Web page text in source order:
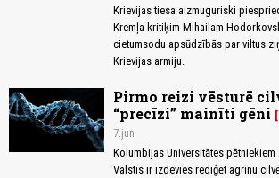
Krievijas tiesa aizmuguriski
Kremļa kritiķim Mihailam
cietumsodu apsūdzībās par viltus
Krievijas armiju.
Pirmo reizi vēsturē
“precīzi” mainīti gēni
7.jun
Kolumbijas Universitātes pētniekiem
Valstīs ir izdevies rediģēt agrīnu